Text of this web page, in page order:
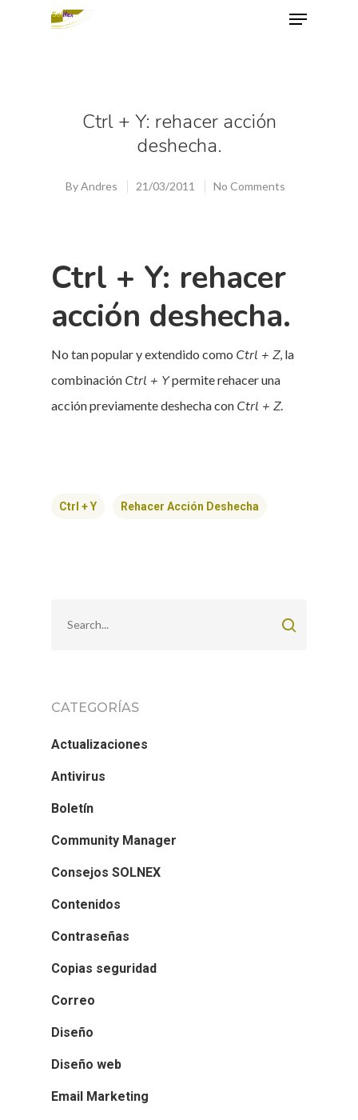
Ctrl + Y: rehacer acción
deshecha.
ByAndres 21/03/2011 No Comments
Ctrl + Y: rehacer
acción deshecha.
No tan popular y extendido como Ctrl + Z, la
combinación Ctrl + Ypermite rehacer una
acción previamente deshecha con Ctrl + Z.
Ctrl + Y Rehacer Acción Deshecha
CATEGORÍAS
Actualizaciones
Antivirus
Boletín
Community Manager
Consejos SOLNEX
Contenidos
Contraseñas
Copias seguridad
Correo
Diseño
Diseño web
Email Marketing